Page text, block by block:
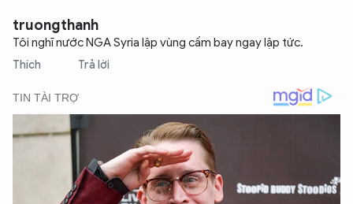
truongthanh
Tôi nghĩ nước NGA Syria lập vùng cấm bay ngay lập tức.
Thích Trả lời